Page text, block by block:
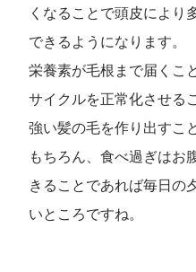
くなることで頭皮により
できるようになります。
栄養素が毛根まで届くこ
サイクルを正常化させる
強い髪の毛を作り出すこ
もちろん、食べ過ぎはお
きることであれば毎日の
いところですね。